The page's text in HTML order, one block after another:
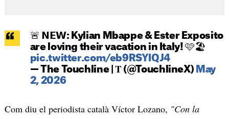
🚨 𝗡𝗘𝗪: Kylian Mbappe & Ester Exposito
are loving their vacation in Italy! 🩷🏖️
pic.twitter.com/eb9RSYIQJ4
— The Touchline | 𝐓 (@TouchlineX) May
2, 2026
Com diu el periodista català Víctor Lozano, "Con la